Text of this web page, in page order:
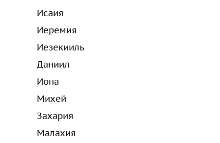
Исаия
Иеремия
Иезекииль
Даниил
Иона
Михей
Захария
Малахия